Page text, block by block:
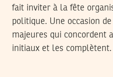
fait inviter à la fête
politique. Une occasion
majeures qui concordent
initiaux et les complètent.